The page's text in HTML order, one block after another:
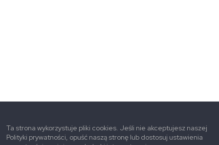
Ta strona wykorzystuje pliki cookies. Jeśli nie akceptujesz naszej
Polityki prywatności, opuść naszą stronę lub dostosuj ustawienia